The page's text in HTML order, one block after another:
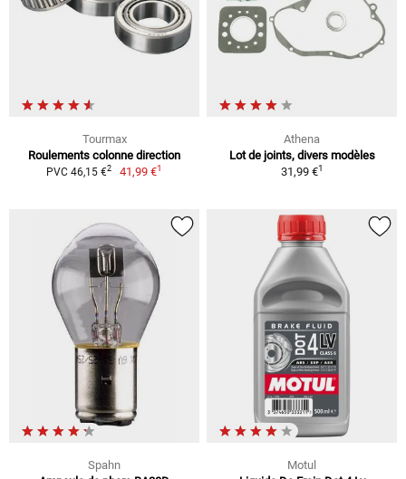
Tourmax
Roulements colonne direction
PVC 46,15 €2 41,99 €1
Athena
Lot de joints, divers modèles
31,99 €1
Spahn
Motul